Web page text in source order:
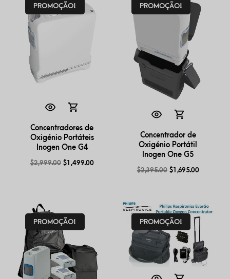
PROMOÇÃO!
Concentradores de
Oxigénio Portáteis
Inogen One G4
$2,999.00 $1,499.00
PROMOÇÃO!
Concentrador de
Oxigénio Portátil
Inogen One G5
$2,395.00 $1,695.00
PROMOÇÃO! PROMOÇÃO!